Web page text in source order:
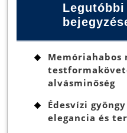
Legutóbbi
Memóriahabos
alvásminőség
Édesvízi
elegancia és